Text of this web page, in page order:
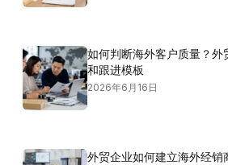
如何判断海外客户质量？
和跟进模板
2026年6月16日
外贸企业如何建立海外经销